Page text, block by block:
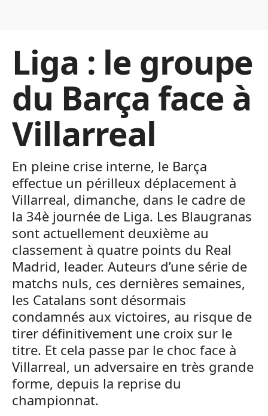
Liga : le groupe
du Barça face à
Villarreal
En pleine crise interne, le Barça
effectue un périlleux déplacement à
Villarreal, dimanche, dans le cadre de
la 34è journée de Liga. Les Blaugranas
sont actuellement deuxième au
classement à quatre points du Real
Madrid, leader. Auteurs d’une série de
matchs nuls, ces dernières semaines,
les Catalans sont désormais
condamnés aux victoires, au risque de
tirer définitivement une croix sur le
titre. Et cela passe par le choc face à
Villarreal, un adversaire en très grande
forme, depuis la reprise du
championnat.